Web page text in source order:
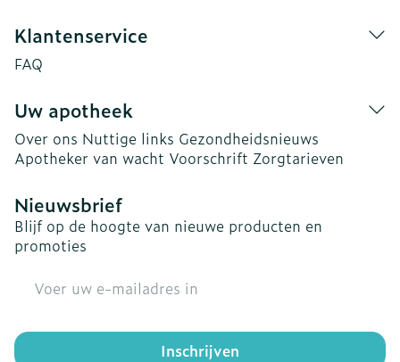
Klantenservice
FAQ
Uw apotheek
Over ons Nuttige links Gezondheidsnieuws
Apotheker van wacht Voorschrift Zorgtarieven
Nieuwsbrief
Blijf op de hoogte van nieuwe producten en
promoties
Inschrijven